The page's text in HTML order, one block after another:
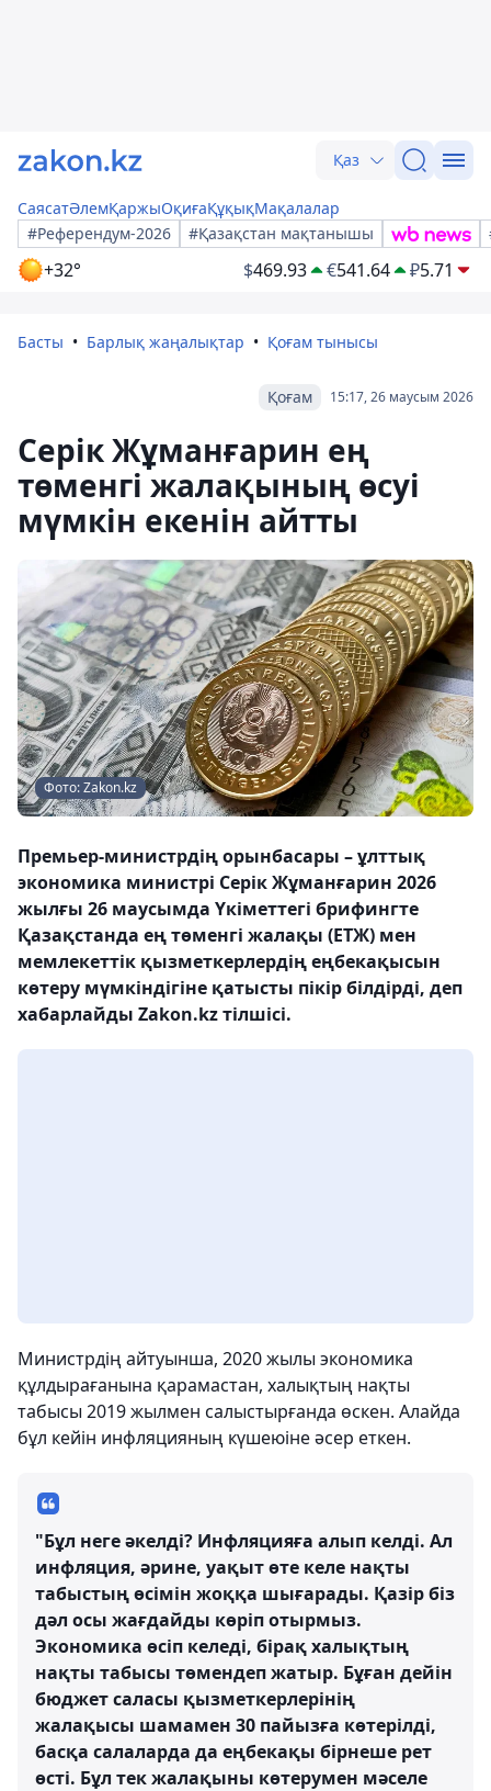
Қаз
СаясатӘлемҚаржыОқиғаҚұқықМақалалар
#Референдум-2026
#Қазақстан мақтанышы
+32° $469.93 €541.64 ₽5.71
Басты Барлық жаңалықтар Қоғам тынысы
15:17, 26 маусым 2026
Қоғам
Серік Жұманғарин ең
төменгі жалақының өсуі
мүмкін екенін айтты
Фото: Zakon.kz
Премьер-министрдің орынбасары – ұлттық
экономика министрі Серік Жұманғарин 2026
жылғы 26 маусымда Үкіметтегі брифингте
Қазақстанда ең төменгі жалақы (ЕТЖ) мен
мемлекеттік қызметкерлердің еңбекақысын
көтеру мүмкіндігіне қатысты пікір білдірді, деп
хабарлайды Zakon.kz тілшісі.
Министрдің айтуынша, 2020 жылы экономика
құлдырағанына қарамастан, халықтың нақты
табысы 2019 жылмен салыстырғанда өскен. Алайда
бұл кейін инфляцияның күшеюіне әсер еткен.
"Бұл неге әкелді? Инфляцияға алып келді. Ал
инфляция, әрине, уақыт өте келе нақты
табыстың өсімін жоққа шығарады. Қазір біз
дәл осы жағдайды көріп отырмыз.
Экономика өсіп келеді, бірақ халықтың
нақты табысы төмендеп жатыр. Бұған дейін
бюджет саласы қызметкерлерінің
жалақысы шамамен 30 пайызға көтерілді,
басқа салаларда да еңбекақы бірнеше рет
өсті. Бұл тек жалақыны көтерумен мәселе